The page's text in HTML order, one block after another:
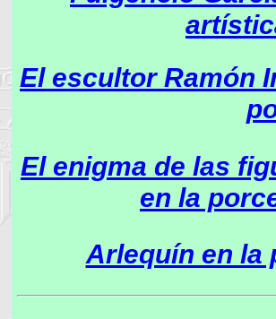
El escultor Ramón
El enigma de las
en la
Arlequín en la